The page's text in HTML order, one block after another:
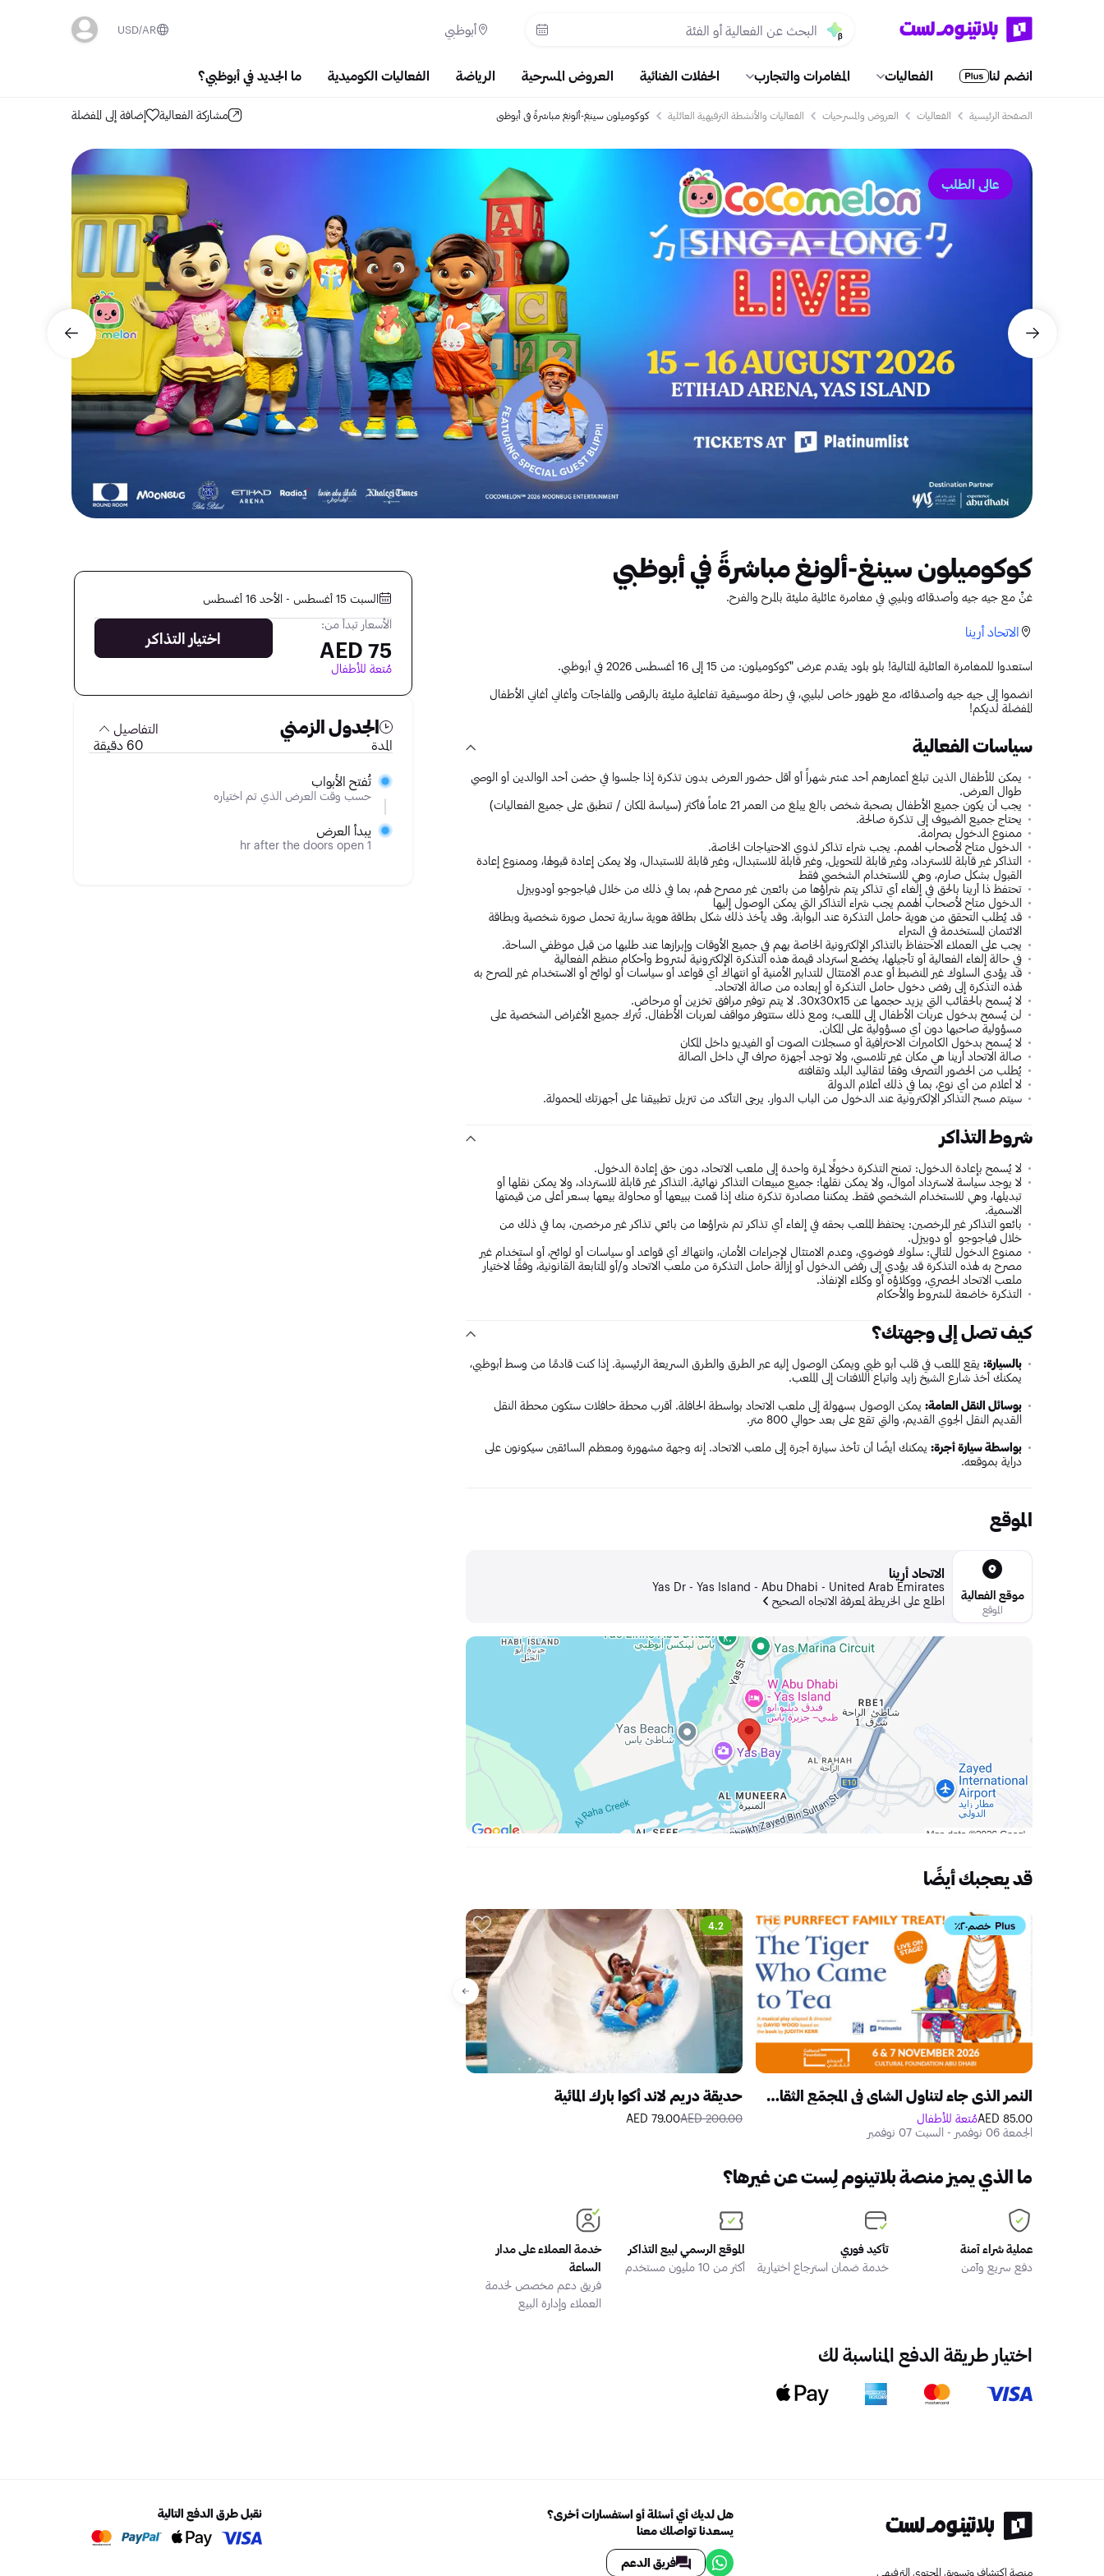
أبوظبي AR
USD
انضم لنا الفعاليات المغامرات والتجارب الحفلات الغنائية العروض المسرحية الرياضة الفعاليات الكوميدية ما الجديد في أبوظبي؟
الصفحة الرئيسية الفعاليات العروض والمسرحيات الفعاليات والأنشطة الترفيهية العائلية كوكوميلون سينغ-ألونغ مباشرةً في أبوظبي مشاركة الفعالية إضافة إلى المفضلة
عالي الطلب
السبت 15 أغسطس - الأحد 16 أغسطس
الأسعار تبدأ من:
75 AED اختيار التذاكر
مُتعة للأطفال
الجدول الزمني
التفاصيل
المدة
60 دقيقة
تُفتح الأبواب
حسب وقت العرض الذي تم اختياره
يبدأ العرض
1 hr after the doors open
كوكوميلون سينغ-ألونغ مباشرةً في أبوظبي
غنِّ مع جيه جيه وأصدقائه وبليبي في مغامرة عائلية مليئة بالمرح والفرح.
الاتحاد أرينا
استعدوا للمغامرة العائلية المثالية! بلو بلود يقدم عرض "كوكوميلون: من 15 إلى 16 أغسطس 2026 في أبوظبي.
انضموا إلى جيه جيه وأصدقائه، مع ظهور خاص لبليبي، في رحلة موسيقية تفاعلية مليئة بالرقص والمفاجآت وأغاني أغاني الأطفال
المفضلة لديكم!
سياسات الفعالية
يمكن للأطفال الذين تبلغ أعمارهم أحد عشر شهراً أو أقل حضور العرض بدون تذكرة إذا جلسوا في حضن أحد الوالدين أو الوصي
طوال العرض.
يجب أن يكون جميع الأطفال بصحبة شخص بالغ يبلغ من العمر 21 عاماً فأكثر (سياسة المكان / تنطبق على جميع الفعاليات)
يحتاج جميع الضيوف إلى تذكرة صالحة.
ممنوع الدخول بصرامة.
الدخول متاح لأصحاب الهمم. يجب شراء تذاكر لذوي الاحتياجات الخاصة.
التذاكر غير قابلة للاسترداد، وغير قابلة للتحويل، وغير قابلة للاستبدال، وغير قابلة للاستبدال، ولا يمكن إعادة قبولها، وممنوع إعادة
القبول بشكل صارم، وهي للاستخدام الشخصي فقط
تحتفظ ذا أرينا بالحق في إلغاء أي تذاكر يتم شراؤها من بائعين غير مصرح لهم، بما في ذلك من خلال فياجوجو أودوبيزل
الدخول متاح لأصحاب الهمم يجب شراء التذاكر التي يمكن الوصول إليها
قد يُطلب التحقق من هوية حامل التذكرة عند البوابة. وقد يأخذ ذلك شكل بطاقة هوية سارية تحمل صورة شخصية وبطاقة
الائتمان المستخدمة في الشراء
يجب على العملاء الاحتفاظ بالتذاكر الإلكترونية الخاصة بهم في جميع الأوقات وإبرازها عند طلبها من قبل موظفي الساحة.
في حالة إلغاء الفعالية أو تأجيلها، يخضع استرداد قيمة هذه التذكرة الإلكترونية لشروط وأحكام منظم الفعالية
قد يؤدي السلوك غير المنضبط أو عدم الامتثال للتدابير الأمنية أو انتهاك أي قواعد أو سياسات أو لوائح أو الاستخدام غير المصرح به
لهذه التذكرة إلى رفض دخول حامل التذكرة أو إبعاده من صالة الاتحاد.
لا يُسمح بالحقائب التي يزيد حجمها عن 30x30x15. لا يتم توفير مرافق تخزين أو مرحاض.
لن يُسمح بدخول عربات الأطفال إلى الملعب؛ ومع ذلك ستتوفر مواقف لعربات الأطفال. تُترك جميع الأغراض الشخصية على
مسؤولية صاحبها دون أي مسؤولية على المكان.
لا يُسمح بدخول الكاميرات الاحترافية أو مسجلات الصوت أو الفيديو داخل المكان
صالة الاتحاد أرينا هي مكان غير تلامسي، ولا توجد أجهزة صراف آلي داخل الصالة
يُطلب من الحضور التصرف وفقاً لتقاليد البلد وثقافته
لا أعلام من أي نوع، بما في ذلك أعلام الدولة
سيتم مسح التذاكر الإلكترونية عند الدخول من الباب الدوار. يرجى التأكد من تنزيل تطبيقنا على أجهزتك المحمولة.
شروط التذاكر
لا يُسمح بإعادة الدخول: تمنح التذكرة دخولًا لمرة واحدة إلى ملعب الاتحاد، دون حق إعادة الدخول.
لا يوجد سياسة لاسترداد أموال، ولا يمكن نقلها: جميع مبيعات التذاكر نهائية. التذاكر غير قابلة للاسترداد، ولا يمكن نقلها أو
تبديلها، وهي للاستخدام الشخصي فقط. يمكننا مصادرة تذكرة منك إذا قمت ببيعها أو محاولة بيعها بسعر أعلى من قيمتها
الاسمية.
بائعو التذاكر غير المرخصين: يحتفظ الملعب بحقه في إلغاء أي تذاكر تم شراؤها من بائعي تذاكر غير مرخصين، بما في ذلك من
خلال فياجوجو أو دوبيزل.
ممنوع الدخول للتالي: سلوك فوضوي، وعدم الامتثال لإجراءات الأمان، وانتهاك أي قواعد أو سياسات أو لوائح، أو استخدام غير
مصرح به لهذه التذكرة قد يؤدي إلى رفض الدخول أو إزالة حامل التذكرة من ملعب الاتحاد و/أو المتابعة القانونية، وفقًا لاختيار
ملعب الاتحاد الحصري، ووكلاؤه أو وكلاء الإنفاذ.
التذكرة خاضعة للشروط والأحكام
كيف تصل إلى وجهتك؟
بالسيارة: يقع الملعب في قلب أبو ظبي ويمكن الوصول إليه عبر الطرق والطرق السريعة الرئيسية. إذا كنت قادمًا من وسط أبوظبي،
يمكنك أخذ شارع الشيخ زايد واتباع اللافتات إلى الملعب.
بوسائل النقل العامة: يمكن الوصول بسهولة إلى ملعب الاتحاد بواسطة الحافلة. أقرب محطة حافلات ستكون محطة النقل
القديم النقل الجوي القديم، والتي تقع على بعد حوالي 800 متر.
بواسطة سيارة أجرة: يمكنك أيضًا أن تأخذ سيارة أجرة إلى ملعب الاتحاد. إنه وجهة مشهورة ومعظم السائقين سيكونون على
دراية بموقعه.
الموقع
موقع الفعالية
الموقع
الاتحاد أرينا
Yas Dr - Yas Island - Abu Dhabi - United Arab Emirates
اطلع على الخريطة لمعرفة الاتجاه الصحيح
قد يعجبك أيضًا
خصم٢٠٪
النمر الذي جاء لتناول الشاي في المجمّع الثقافي أبوظبي
85.00 AED
مُتعة للأطفال
الجمعة 06 نوفمبر - السبت 07 نوفمبر
4.2
حديقة دريم لاند أكوا بارك المائية
200.00 AED
79.00 AED
ما الذي يميز منصة بلاتينوم لِست عن غيرها؟
عملية شراء آمنة
دفع سريع وآمن
تأكيد فوري
خدمة ضمان استرجاع اختيارية
الموقع الرسمي لبيع التذاكر
أكثر من 10 مليون مستخدم
خدمة العملاء على مدار
الساعة
فريق دعم مخصص لخدمة
العملاء وإدارة البيع
اختيار طريقة الدفع المناسبة لك
منصة اكتشاف وتسويق المحتوى الترفيهي
هل لديك أي أسئلة أو استفسارات أخرى؟
يسعدنا تواصلك معنا
فريق الدعم
نقبل طرق الدفع التالية